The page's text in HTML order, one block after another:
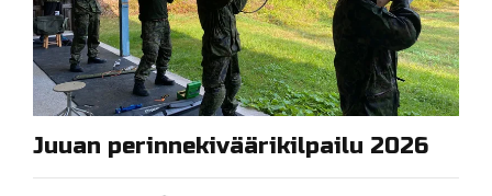
Juuan perinnekiväärikilpailu 2026